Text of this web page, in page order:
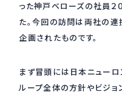
企業情報
研究開発 R&D
った神戸ベローズの社員２
た。今回の訪問は両社の
企画されたものです。
まず冒頭には日本ニュー
ループ全体の方針やビジョ